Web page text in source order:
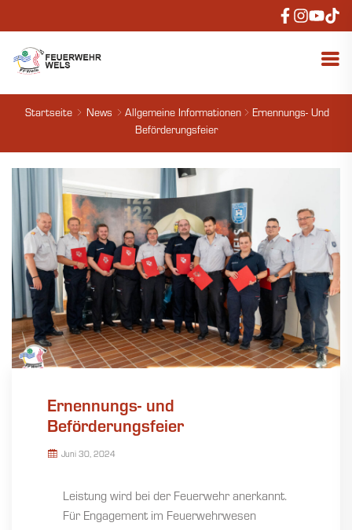
Startseite News Allgemeine Informationen
Ernennungs- Und
Beförderungsfeier
Ernennungs- und
Beförderungsfeier
Juni 30, 2024
Leistung wird bei der Feuerwehr anerkannt.
Für Engagement im Feuerwehrwesen